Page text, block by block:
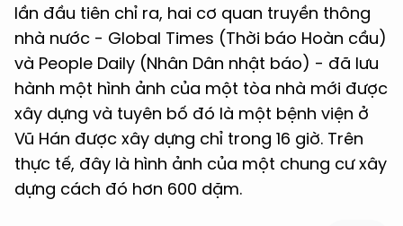
lần đầu tiên chỉ ra, hai cơ quan truyền thông
nhà nước - Global Times (Thời báo Hoàn cầu)
và People Daily (Nhân Dân nhật báo) - đã lưu
hành một hình ảnh của một tòa nhà mới được
xây dựng và tuyên bố đó là một bệnh viện ở
Vũ Hán được xây dựng chỉ trong 16 giờ. Trên
thực tế, đây là hình ảnh của một chung cư xây
dựng cách đó hơn 600 dặm.